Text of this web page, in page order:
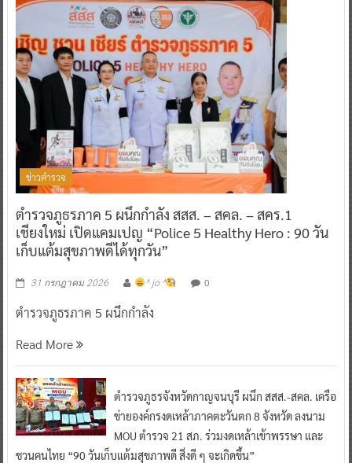
ข่าวตำรวจ
ตำรวจภูธรภาค 5 ผนึกกำลัง สสส. – สคล. – สคร.1
เชียงใหม่ เปิดแคมเปญ “Police 5 Healthy Hero : 90 วัน
เก็บแต้มสุขภาพดีได้ทุกวัน”
31 กรกฎาคม 2026 ^ jo ^ 0
ตำรวจภูธรภาค 5 ผนึกกำลัง
Read More
ตำรวจภูธรจังหวัดกาญจนบุรี ผนึก สสส.-สคล. เครือ
ข่ายองค์กรงดเหล้าภาคตะวันตก 8 จังหวัด ลงนาม
MOU ตำรวจ 21 สภ. ร่วมงดเหล้าเข้าพรรษา และ
ชวนคนไทย “90 วันเก็บแต้มสุขภาพดี สิ่งดี ๆ จะเกิดขึ้น”